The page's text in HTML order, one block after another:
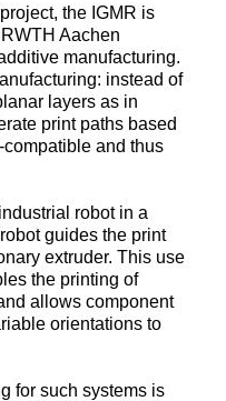
the IGMR is
Aachen
manufacturing.
instead of
layers as in
print paths based
and thus
robot in a
guides the print
extruder. This use
the printing of
allows component
orientations to
for such systems is